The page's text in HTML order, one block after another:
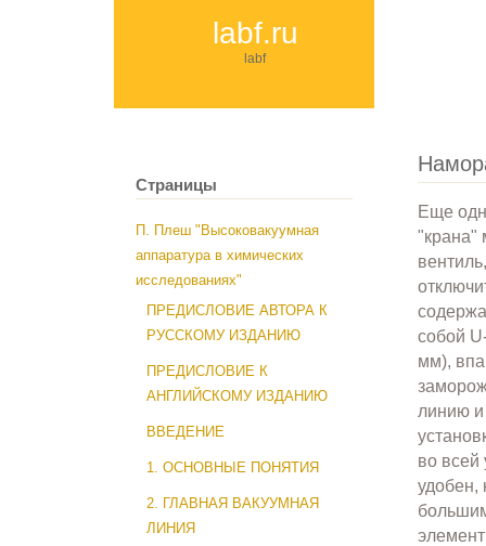
labf.ru
labf
Еще
"крана"
собой
мм),
линию и
во всей
удобен,
Страницы
П. Плеш "Высоковакуумная
аппаратура в химических
исследованиях"
ПРЕДИСЛОВИЕ АВТОРА К
РУССКОМУ ИЗДАНИЮ
ПРЕДИСЛОВИЕ К
АНГЛИЙСКОМУ ИЗДАНИЮ
ВВЕДЕНИЕ
1. ОСНОВНЫЕ ПОНЯТИЯ
2. ГЛАВНАЯ ВАКУУМНАЯ
ЛИНИЯ